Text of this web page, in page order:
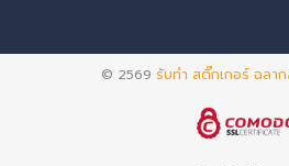
© 2569 รับทำ สติ๊กเกอร์ ฉลา